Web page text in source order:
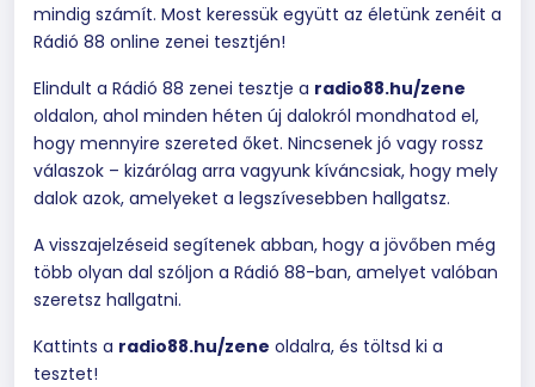
mindig számít. Most keressük együtt az életünk zenéit a
Rádió 88 online zenei tesztjén!
Elindult a Rádió 88 zenei tesztje a radio88.hu/zene
oldalon, ahol minden héten új dalokról mondhatod el,
hogy mennyire szereted őket. Nincsenek jó vagy rossz
válaszok – kizárólag arra vagyunk kíváncsiak, hogy mely
dalok azok, amelyeket a legszívesebben hallgatsz.
A visszajelzéseid segítenek abban, hogy a jövőben még
több olyan dal szóljon a Rádió 88-ban, amelyet valóban
szeretsz hallgatni.
Kattints a radio88.hu/zene oldalra, és töltsd ki a
tesztet!